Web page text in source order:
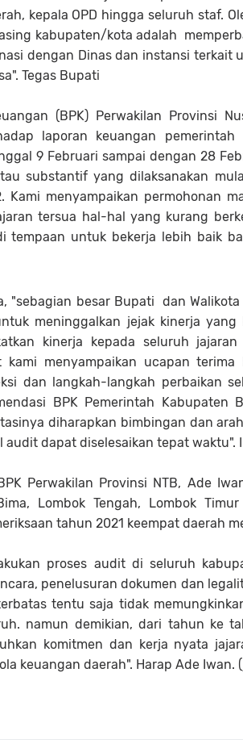
kepala OPD hingga seluruh staf.
kabupaten/kota adalah
dengan Dinas dan instansi
Tegas Bupati
(BPK) Perwakilan Provinsi
laporan keuangan
9 Februari sampai dengan 28
substantif yang dilaksanakan
Kami menyampaikan permohonan
tersua hal-hal yang kurang
tempaan untuk bekerja lebih baik
"sebagian besar Bupati dan
meninggalkan jejak kinerja yang
kinerja kepada seluruh
kami menyampaikan ucapan
dan langkah-langkah perbaikan
BPK Pemerintah Kabupaten
diharapkan bimbingan dan
dapat diselesaikan tepat waktu".
Perwakilan Provinsi NTB, Ade
Lombok Tengah, Lombok
tahun 2021 keempat daerah
proses audit di seluruh
penelusuran dokumen dan
tentu saja tidak
namun demikian, dari tahun ke
komitmen dan kerja nyata
keuangan daerah". Harap Ade Iwan.